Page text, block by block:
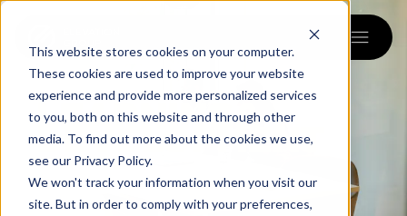
This website stores cookies on your computer.
These cookies are used to improve your website
experience and provide more personalized services
to you, both on this website and through other
media. To find out more about the cookies we use,
see our Privacy Policy.
We won't track your information when you visit our
site. But in order to comply with your preferences,
menu
LEARNING&
DEVELOPMENT